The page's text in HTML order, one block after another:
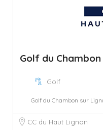
Golf du
Golf
Golf du Chambon sur
CC du Haut Lignon